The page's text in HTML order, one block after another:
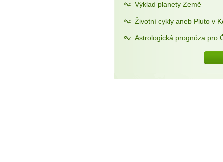
Výklad planety Země
Životní cykly aneb Pluto v
Astrologická prognóza pro